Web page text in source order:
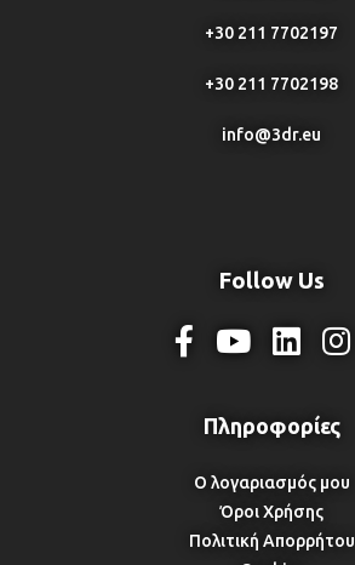
+30 211 7702197
+30 211 7702198
info@3dr.eu
Follow Us
Ο λογαριασμός μου
Όροι Χρήσης
Πολιτική Απορρήτου